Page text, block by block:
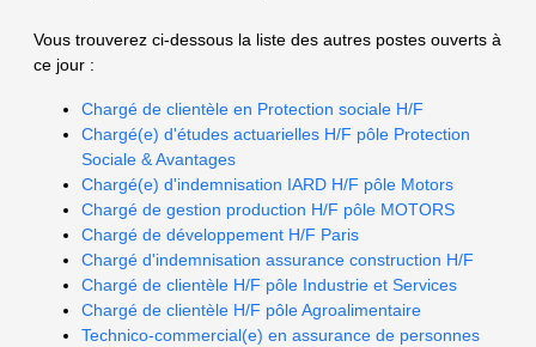
Vous trouverez ci-dessous la liste des autres postes ouverts à
ce jour :
Chargé de clientèle en Protection sociale H/F
Chargé(e) d'études actuarielles H/F pôle Protection
Sociale & Avantages
Chargé(e) d'indemnisation IARD H/F pôle Motors
Chargé de gestion production H/F pôle MOTORS
Chargé de développement H/F Paris
Chargé d'indemnisation assurance construction H/F
Chargé de clientèle H/F pôle Industrie et Services
Chargé de clientèle H/F pôle Agroalimentaire
Technico-commercial(e) en assurance de personnes